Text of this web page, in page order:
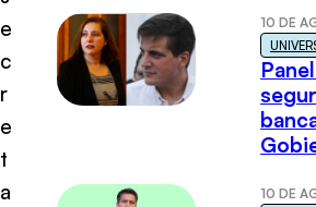
e
c
r
e
t
a
10 DE
10 DE